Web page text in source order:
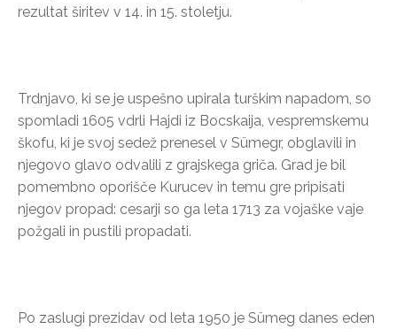
rezultat širitev v 14. in 15. stoletju.
Trdnjavo, ki se je uspešno upirala turškim napadom, so
spomladi 1605 vdrli Hajdi iz Bocskaija, vespremskemu
škofu, ki je svoj sedež prenesel v Sümegr, obglavili in
njegovo glavo odvalili z grajskega griča. Grad je bil
pomembno oporišče Kurucev in temu gre pripisati
njegov propad: cesarji so ga leta 1713 za vojaške vaje
požgali in pustili propadati.
Po zaslugi prezidav od leta 1950 je Sümeg danes eden